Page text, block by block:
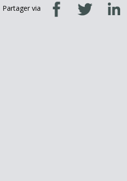
Partager via